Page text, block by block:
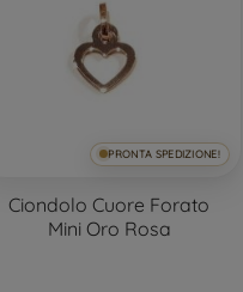
PRONTA SPEDIZIONE!
Ciondolo Cuore Forato
Mini Oro Rosa